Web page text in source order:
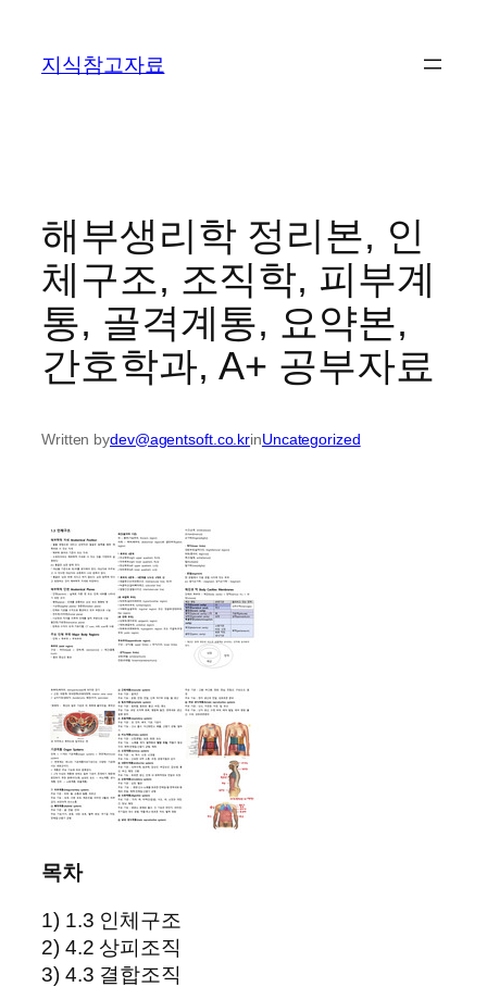
지식참고자료
해부생리학 정리본, 인
체구조, 조직학, 피부계
통, 골격계통, 요약본,
간호학과, A+ 공부자료
Written bydev@agentsoft.co.krinUncategorized
목차
1) 1.3 인체구조
2) 4.2 상피조직
3) 4.3 결합조직